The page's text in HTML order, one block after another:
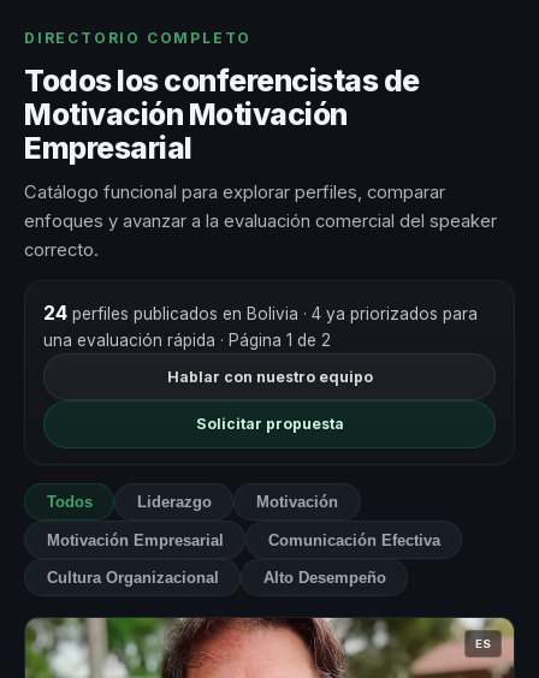
DIRECTORIO COMPLETO
Todos los conferencistas de
Motivación Motivación
Empresarial
Catálogo funcional para explorar perfiles, comparar
enfoques y avanzar a la evaluación comercial del speaker
correcto.
24perfiles publicados en Bolivia · 4 ya priorizados para
una evaluación rápida · Página 1 de 2
Hablar con nuestro equipo
Solicitar propuesta
Todos Liderazgo Motivación
Motivación Empresarial Comunicación Efectiva
Cultura Organizacional Alto Desempeño
ES